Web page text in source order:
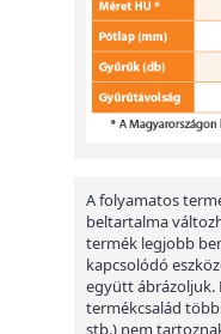
A folyamatos
beltartalma
termék legjobb
kapcsolódó
együtt ábrázoljuk.
termékcsalád
stb.) nem